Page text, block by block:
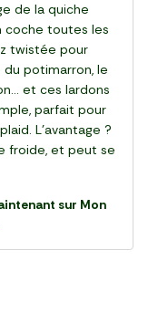
de la quiche
coche toutes les
twistée pour
potimarron, le
et ces lardons
parfait pour
L’avantage ?
froide, et peut se
sur Mon